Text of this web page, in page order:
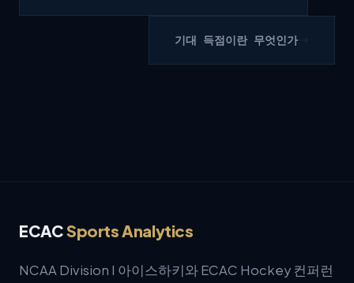
기대 득점이란 무엇인가
ECACSports Analytics
NCAA Division I 아이스하키와 ECAC Hockey 컨퍼런